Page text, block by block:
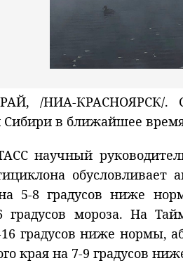
/НИА-КРАСНОЯРСК/.
Сибири в ближайшее
научный
5-8 градусов ниже
градусов мороза. На
градусов ниже нормы,
края на 7-9 градусов